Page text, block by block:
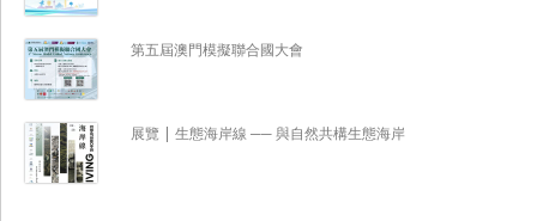
第五屆澳門模擬聯合國大會
展覽 | 生態海岸線 ── 與自然共構生態海岸